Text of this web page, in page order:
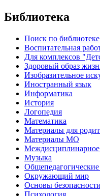
Библиотека
Поиск по библиотеке
Воспитательная
Для комплексов
Здоровый образ
Изобразительное
Иностранный язык
Информатика
История
Логопедия
Математика
Материалы для
Материалы МО
Музыка
Окружающий мир
Основы
Психология